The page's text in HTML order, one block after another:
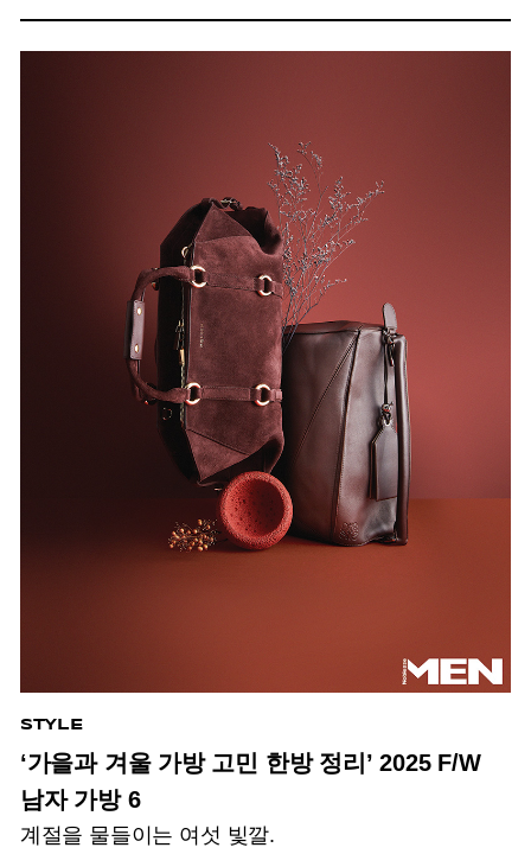
STYLE
‘가을과 겨울 가방 고민 한방 정리’ 2025 F/W
남자 가방 6
계절을 물들이는 여섯 빛깔.